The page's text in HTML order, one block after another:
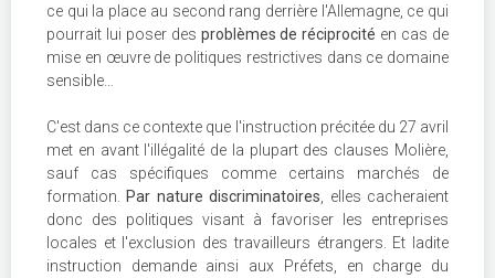
ce qui la place au second rang derrière l'Allemagne, ce qui
pourrait lui poser des problèmes de réciprocité en cas de
mise en œuvre de politiques restrictives dans ce domaine
sensible…
C'est dans ce contexte que l'instruction précitée du 27 avril
met en avant l'illégalité de la plupart des clauses Molière,
sauf cas spécifiques comme certains marchés de
formation. Par nature discriminatoires , elles cacheraient
donc des politiques visant à favoriser les entreprises
locales et l'exclusion des travailleurs étrangers. Et ladite
instruction demande ainsi aux Préfets, en charge du